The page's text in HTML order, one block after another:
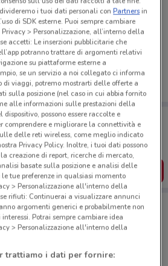
non abbiamo pubblicato
tua zona. Riprova più tardi.
sempre con te!
le migliori offerte dei negozi vicino a te,
la tua lista del risparmio, comodamente
SCARICA L’APP
i tuoi dati personali conPartnersin
di SDK esterne. Puoi sempre cambiare
> Personalizzazione, all’interno della
accetti: Le inserzioni pubblicitarie che
potranno trattare di argomenti relativi
su piattaforme esterne a
se un servizio a noi collegato ci informa
di viaggi, potremo mostrarti delle offerte a
sulla posizione (nel caso in cui abbia fornito
alle informazioni sulle prestazioni della
possono essere raccolte e
comprendere e migliorare la connettività e
delle reti wireless, come meglio indicato
Privacy Policy. Inoltre, i tuoi dati possono
creazione di report, ricerche di mercato,
basate sulla posizione e analisi delle
tue preferenze in qualsiasi momento
> Personalizzazione all'interno della
rifiuti: Continuerai a visualizzare annunci
argomenti generici e probabilmente non
Potrai sempre cambiare idea
> Personalizzazione all'interno della
trattiamo i dati per fornire: